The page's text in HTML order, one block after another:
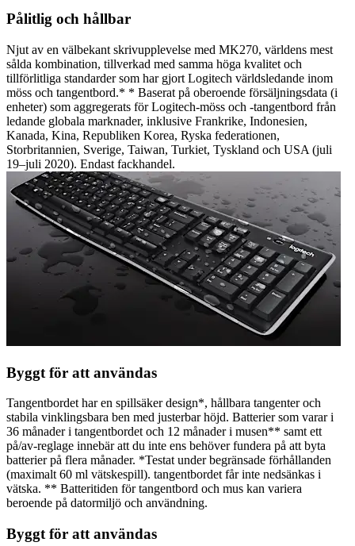
Pålitlig och hållbar
Njut av en välbekant skrivupplevelse med MK270, världens mest
sålda kombination, tillverkad med samma höga kvalitet och
tillförlitliga standarder som har gjort Logitech världsledande inom
möss och tangentbord.* * Baserat på oberoende försäljningsdata (i
enheter) som aggregerats för Logitech-möss och -tangentbord från
ledande globala marknader, inklusive Frankrike, Indonesien,
Kanada, Kina, Republiken Korea, Ryska federationen,
Storbritannien, Sverige, Taiwan, Turkiet, Tyskland och USA (juli
19–juli 2020). Endast fackhandel.
Byggt för att användas
Tangentbordet har en spillsäker design*, hållbara tangenter och
stabila vinklingsbara ben med justerbar höjd. Batterier som varar i
36 månader i tangentbordet och 12 månader i musen** samt ett
på/av-reglage innebär att du inte ens behöver fundera på att byta
batterier på flera månader. *Testat under begränsade förhållanden
(maximalt 60 ml vätskespill). tangentbordet får inte nedsänkas i
vätska. ** Batteritiden för tangentbord och mus kan variera
beroende på datormiljö och användning.
Byggt för att användas